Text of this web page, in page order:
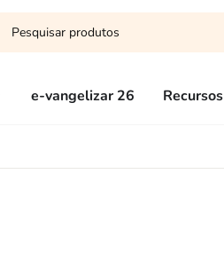
e-vangelizar 26 Recursos